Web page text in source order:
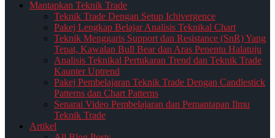
Mantapkan Teknik Trade
Teknik Trade Dengan Setup Ichivergence
Pakej Lengkap Belajar Analisis Teknikal Chart
Teknik Menggaris Support dan Resistance (SnR) Yang
Tepat, Kawalan Bull Bear dan Aras Penentu Halatuju
Analisis Teknikal Pertukaran Trend dan Teknik Trade
Kaunter Uptrend
Pakej Pembelajaran Teknik Trade Dengan Candlestick
Patterns dan Chart Patterns
Senarai Video Pembelajaran dan Pemantapan Ilmu
Teknik Trade
Artikel